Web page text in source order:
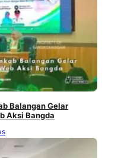
Balangan Gelar
Aksi Bangda